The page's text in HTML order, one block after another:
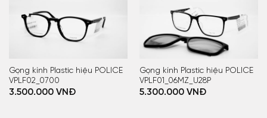
Gọng kính Plastic hiệu POLICE
VPLF02_0700
3.500.000VNĐ
Gọng kính Plastic hiệu POLICE
VPLF01_06MZ_U28P
5.300.000VNĐ